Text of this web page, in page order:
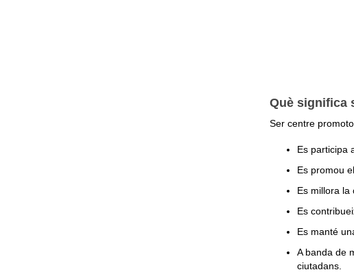
Què significa
Ser centre
Es participa
Es promou
Es millora la
Es
Es manté
A banda de
ciutadans.